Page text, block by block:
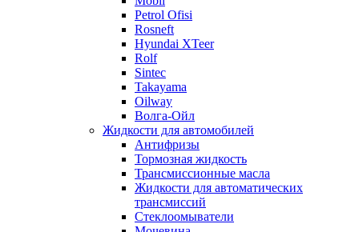
Petrol Ofisi
Rosneft
Hyundai XTeer
Rolf
Sintec
Takayama
Oilway
Волга-Ойл
Жидкости для автомобилей
Антифризы
Тормозная жидкость
Трансмиссионные масла
Жидкости для автоматических
трансмиссий
Стеклоомыватели